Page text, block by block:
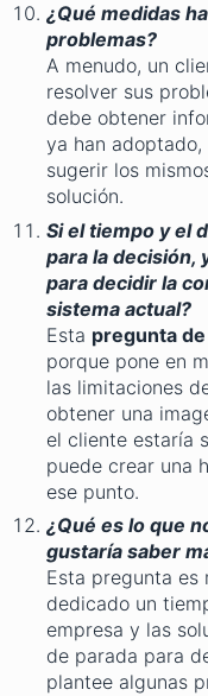
¿Qué medidas
problemas?
A menudo, un
resolver sus
debe obtener
ya han
sugerir los
solución.
Si el tiempo y el
para la decisión,
para decidir la
sistema actual?
Esta pregunta
porque pone en
las limitaciones
obtener una
el cliente estaría
puede crear una
ese punto.
¿Qué es lo que
gustaría saber
Esta pregunta es
dedicado un
empresa y las
de parada para
plantee algunas